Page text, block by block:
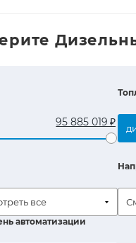
все
автоматизации